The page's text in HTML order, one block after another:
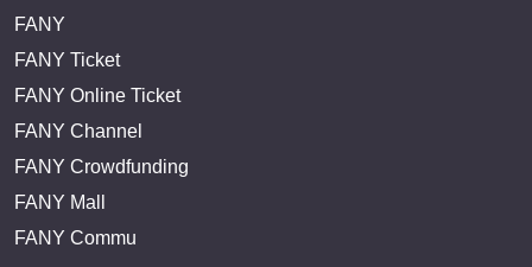
FANY
FANY Ticket
FANY Online Ticket
FANY Channel
FANY Crowdfunding
FANY Mall
FANY Commu